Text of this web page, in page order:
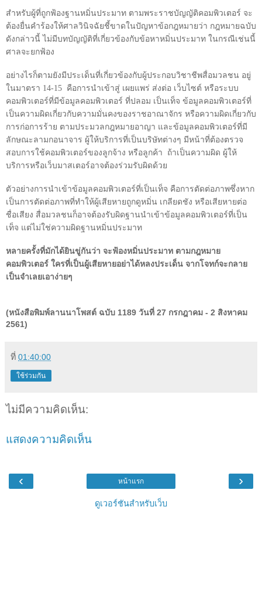
สำหรับผู้ที่ถูกฟ้องฐานหมิ่นประมาท ตามพระราชบัญญัติคอมพิวเตอร์ จะ
ต้องยื่นคำร้องให้ศาลวินิจฉัยชี้ขาดในปัญหาข้อกฎหมายว่า กฎหมายฉบับ
ดังกล่าวนี้ ไม่มีบทบัญญัติที่เกี่ยวข้องกับข้อหาหมิ่นประมาท ในกรณีเช่นนี้
ศาลจะยกฟ้อง
อย่างไรก็ตามยังมีประเด็นที่เกี่ยวข้องกับผู้ประกอบวิชาชีพสื่อมวลชน อยู่
ในมาตรา 14-15 คือการนำเข้าสู่ เผยแพร่ ส่งต่อ เว็บไซต์ หรือระบบ
คอมพิวเตอร์ที่มีข้อมูลคอมพิวเตอร์ ที่ปลอม เป็นเท็จ ข้อมูลคอมพิวเตอร์ที่
เป็นความผิดเกี่ยวกับความมั่นคงของราชอาณาจักร หรือความผิดเกี่ยวกับ
การก่อการร้าย ตามประมวลกฎหมายอาญา และข้อมูลคอมพิวเตอร์ที่มี
ลักษณะลามกอนาจาร ผู้ให้บริการที่เป็นบริษัทต่างๆ มีหน้าที่ต้องตรวจ
สอบการใช้คอมพิวเตอร์ของลูกจ้าง หรือลูกค้า
ถ้าเป็นความผิด ผู้ให้
บริการหรือเว็บมาสเตอร์อาจต้องร่วมรับผิดด้วย
ตัวอย่างการนำเข้าข้อมูลคอมพิวเตอร์ที่เป็นเท็จ คือการตัดต่อภาพซึ่งหาก
เป็นการตัดต่อภาพที่ทำให้ผู้เสียหายถูกดูหมิ่น เกลียดชัง หรือเสียหายต่อ
ชื่อเสียง สื่อมวลชนก็อาจต้องรับผิดฐานนำเข้าข้อมูลคอมพิวเตอร์ที่เป็น
เท็จ แต่ไม่ใช่ความผิดฐานหมิ่นประมาท
หลายครั้งที่มักได้ยินขู่กันว่า จะฟ้องหมิ่นประมาท ตามกฎหมาย
คอมพิวเตอร์ ใครที่เป็นผู้เสียหายอย่าได้หลงประเด็น จากโจทก์จะกลาย
เป็นจำเลยเอาง่ายๆ
(หนังสือพิมพ์ลานนาโพสต์ ฉบับ 1189 วันที่ 27 กรกฎาคม - 2 สิงหาคม
2561)
ที่ 01:40:00
ใช้ร่วมกัน
ไม่มีความคิดเห็น:
แสดงความคิดเห็น
‹ ›
หน้าแรก
ดูเวอร์ชันสำหรับเว็บ